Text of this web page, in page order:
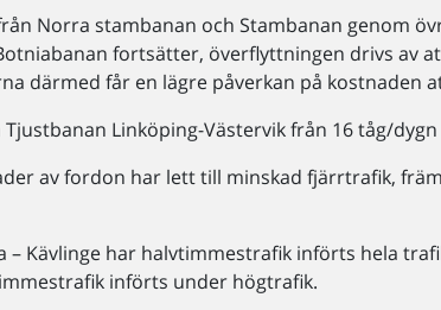
Norra stambanan och Stambanan genom
fortsätter, överflyttningen drivs av
därmed får en lägre påverkan på kostnaden
Linköping-Västervik från 16 tåg/
av fordon har lett till minskad fjärrtrafik,
– Kävlinge har halvtimmestrafik införts hela
införts under högtrafik.